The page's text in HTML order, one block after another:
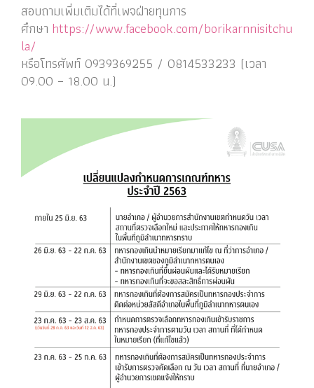
สอบถามเพิ่มเติมได้ที่เพจฝ่ายทุนการ
ศึกษา https://www.facebook.com/borikarnnisitchu
la/
หรือโทรศัพท์ 0939369255 / 0814533233 (เวลา
09.00 – 18.00 น.)